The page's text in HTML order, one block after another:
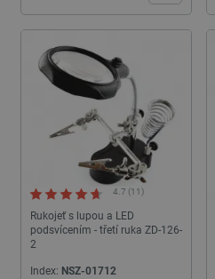
Rukojeť s lupou a LED
podsvícením - třetí ruka ZD-126-
2
4.7 (11)
Index: NSZ-01712